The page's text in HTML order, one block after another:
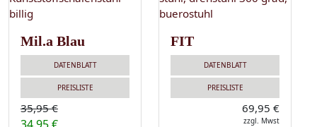
Mil.a Blau
DATENBLATT
PREISLISTE
35,95 €
FIT
DATENBLATT
PREISLISTE
69,95 €
zzgl. Mwst